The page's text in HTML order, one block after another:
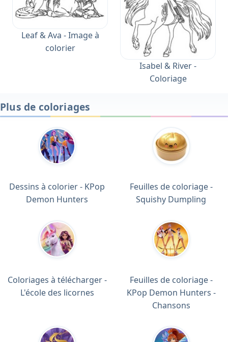
Leaf & Ava - Image à
colorier
Isabel & River -
Coloriage
Plus de coloriages
Dessins à colorier - KPop
Demon Hunters
Feuilles de coloriage -
Squishy Dumpling
Coloriages à télécharger -
L'école des licornes
Feuilles de coloriage -
KPop Demon Hunters -
Chansons